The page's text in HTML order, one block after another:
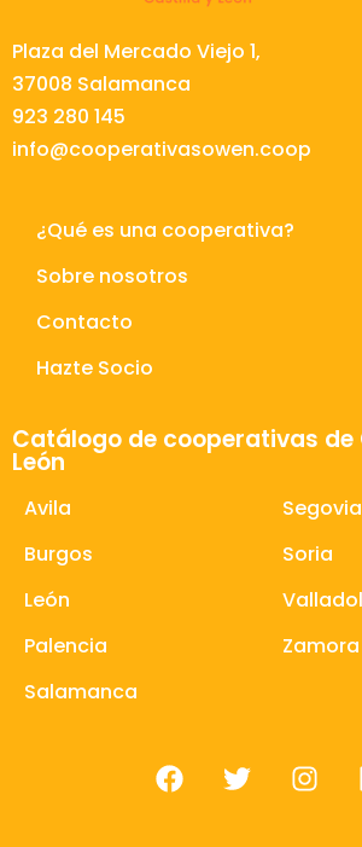
Plaza del Mercado Viejo 1,
37008 Salamanca
923 280 145
info@cooperativasowen.coop
¿Qué es una cooperativa?
Sobre nosotros
Contacto
Hazte Socio
Catálogo de cooperativas
León
Avila
Burgos
León
Palencia
Salamanca
Segovia
Soria
Zamora